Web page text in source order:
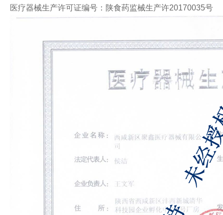
医疗器械生产许可证编号：陕食药监械生产许20170035号